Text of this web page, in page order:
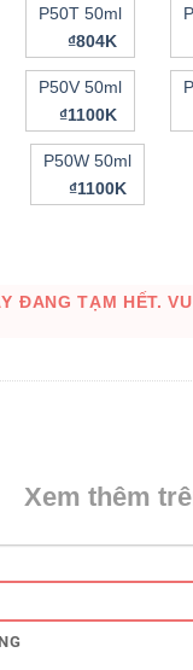
P50T 50ml
₫804K
P50V 50ml
₫1100K
P50W 50ml
₫1100K
ĐANG TẠM HẾT.
Xem thêm